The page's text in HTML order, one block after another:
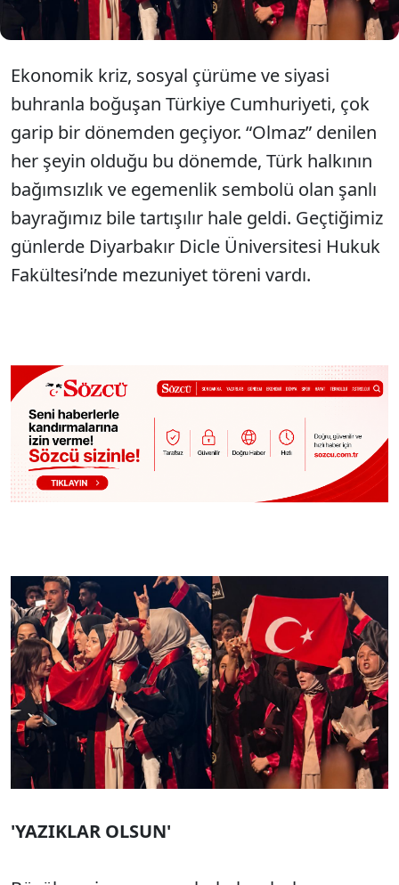
Ekonomik kriz, sosyal çürüme ve siyasi
buhranla boğuşan Türkiye Cumhuriyeti, çok
garip bir dönemden geçiyor. “Olmaz” denilen
her şeyin olduğu bu dönemde, Türk halkının
bağımsızlık ve egemenlik sembolü olan şanlı
bayrağımız bile tartışılır hale geldi. Geçtiğimiz
günlerde Diyarbakır Dicle Üniversitesi Hukuk
Fakültesi’nde mezuniyet töreni vardı.
'YAZIKLAR OLSUN'